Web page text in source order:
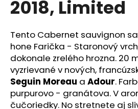
2018, Limited
Tento Cabernet sauvignon
hone Farička - Staronový
dokonale zrelého hrozna. 20
vyzrievané v nových,
Seguin Moreau a Adour.
purpurovo - granátova. V
čučoriedky. No stretnete aj
á
s
ť
?